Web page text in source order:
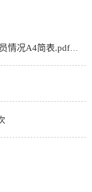
情况A4简表.pdf】已